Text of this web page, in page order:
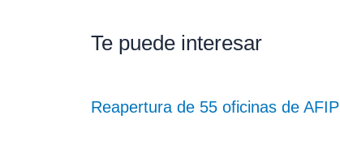
Te puede interesar
Reapertura de 55 oficinas de AFIP